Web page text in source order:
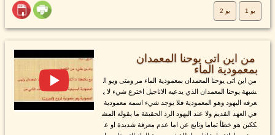
يو 1 يو 2
من اين اتى يوحنا المعمدان
بمعمودية الماء
من اين اتى يوحنا المعمدان بمعمودية الماء مر ومتى ويو ال
شبهة يوحنا المعمدان الذي يدعيه الاناجيل اخترع شيء لا ي
عرفه اليهود وهو المعمودية فلا يوجد شيء اسمه معمودية
في العهد القديم ولا عند اليهود الرد الحقيقة ما يقوله المش
ككين هو خطأ تماما ونابع عن اما عدم معرفة شديدة او ع